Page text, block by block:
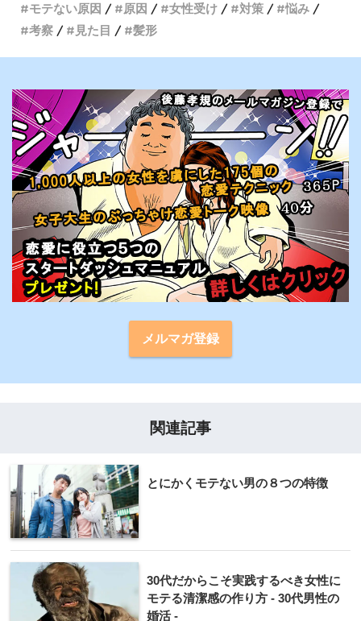
モテない原因
原因 女性受け 対策
悩み
考察
見た目 髪形
メルマガ登録
関連記事
とにかくモテない男の８つの特徴
30代だからこそ実践するべき女性に
モテる清潔感の作り方 - 30代男性の
婚活 -